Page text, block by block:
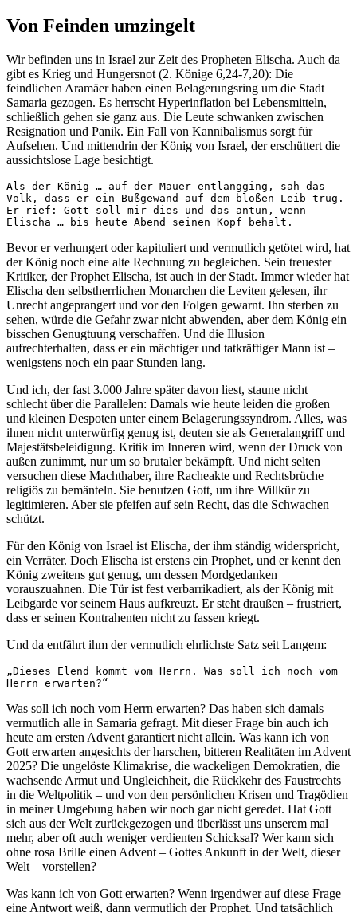
Von Feinden umzingelt
Wir befinden uns in Israel zur Zeit des Propheten Elischa. Auch da
gibt es Krieg und Hungersnot (2. Könige 6,24-7,20): Die
feindlichen Aramäer haben einen Belagerungsring um die Stadt
Samaria gezogen. Es herrscht Hyperinflation bei Lebensmitteln,
schließlich gehen sie ganz aus. Die Leute schwanken zwischen
Resignation und Panik. Ein Fall von Kannibalismus sorgt für
Aufsehen. Und mittendrin der König von Israel, der erschüttert die
aussichtslose Lage besichtigt.
Als der König … auf der Mauer entlangging, sah das
Volk, dass er ein Bußgewand auf dem bloßen Leib trug.
Er rief: Gott soll mir dies und das antun, wenn
Elischa … bis heute Abend seinen Kopf behält.
Bevor er verhungert oder kapituliert und vermutlich getötet wird, hat
der König noch eine alte Rechnung zu begleichen. Sein treuester
Kritiker, der Prophet Elischa, ist auch in der Stadt. Immer wieder hat
Elischa den selbstherrlichen Monarchen die Leviten gelesen, ihr
Unrecht angeprangert und vor den Folgen gewarnt. Ihn sterben zu
sehen, würde die Gefahr zwar nicht abwenden, aber dem König ein
bisschen Genugtuung verschaffen. Und die Illusion
aufrechterhalten, dass er ein mächtiger und tatkräftiger Mann ist –
wenigstens noch ein paar Stunden lang.
Und ich, der fast 3.000 Jahre später davon liest, staune nicht
schlecht über die Parallelen: Damals wie heute leiden die großen
und kleinen Despoten unter einem Belagerungssyndrom. Alles, was
ihnen nicht unterwürfig genug ist, deuten sie als Generalangriff und
Majestätsbeleidigung. Kritik im Inneren wird, wenn der Druck von
außen zunimmt, nur um so brutaler bekämpft. Und nicht selten
versuchen diese Machthaber, ihre Racheakte und Rechtsbrüche
religiös zu bemänteln. Sie benutzen Gott, um ihre Willkür zu
legitimieren. Aber sie pfeifen auf sein Recht, das die Schwachen
schützt.
Für den König von Israel ist Elischa, der ihm ständig widerspricht,
ein Verräter. Doch Elischa ist erstens ein Prophet, und er kennt den
König zweitens gut genug, um dessen Mordgedanken
vorauszuahnen. Die Tür ist fest verbarrikadiert, als der König mit
Leibgarde vor seinem Haus aufkreuzt. Er steht draußen – frustriert,
dass er seinen Kontrahenten nicht zu fassen kriegt.
Und da entfährt ihm der vermutlich ehrlichste Satz seit Langem:
„Dieses Elend kommt vom Herrn. Was soll ich noch vom
Herrn erwarten?“
Was soll ich noch vom Herrn erwarten? Das haben sich damals
vermutlich alle in Samaria gefragt. Mit dieser Frage bin auch ich
heute am ersten Advent garantiert nicht allein. Was kann ich von
Gott erwarten angesichts der harschen, bitteren Realitäten im Advent
2025? Die ungelöste Klimakrise, die wackeligen Demokratien, die
wachsende Armut und Ungleichheit, die Rückkehr des Faustrechts
in die Weltpolitik – und von den persönlichen Krisen und Tragödien
in meiner Umgebung haben wir noch gar nicht geredet. Hat Gott
sich aus der Welt zurückgezogen und überlässt uns unserem mal
mehr, aber oft auch weniger verdienten Schicksal? Wer kann sich
ohne rosa Brille einen Advent – Gottes Ankunft in der Welt, dieser
Welt – vorstellen?
Was kann ich von Gott erwarten? Wenn irgendwer auf diese Frage
eine Antwort weiß, dann vermutlich der Prophet. Und tatsächlich